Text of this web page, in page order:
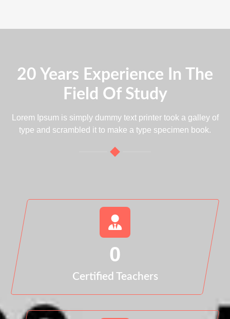
20 Years Experience In The
Field Of Study
Lorem Ipsum is simply dummy text printer took a galley of
type and scrambled it to make a type specimen book.
0
Certified Teachers